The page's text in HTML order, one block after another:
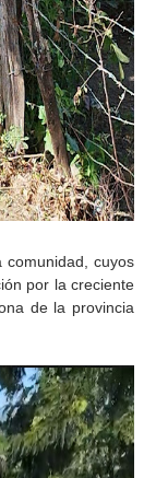
comunidad, cuyos
por la creciente
de la provincia